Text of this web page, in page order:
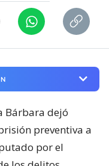
Bárbara dejó
preventiva a
por el